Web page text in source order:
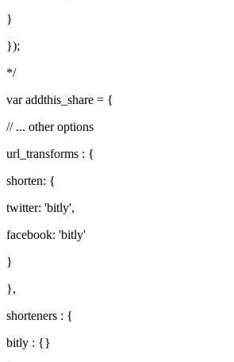
}
});
*/
var addthis_share = {
// ... other options
url_transforms : {
shorten: {
twitter: 'bitly',
facebook: 'bitly'
}
},
shorteners : {
bitly : {}